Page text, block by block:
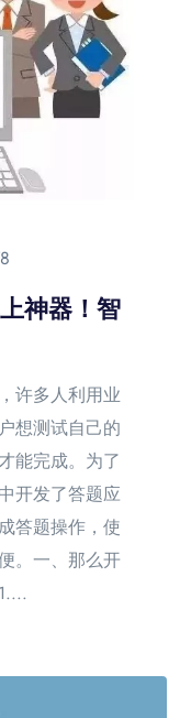
神器！智
许多人利用业
想测试自己的
能完成。为了
开发了答题应
答题操作，使
。一、那么开